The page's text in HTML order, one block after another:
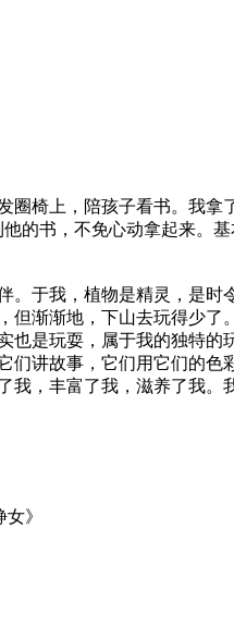
圈椅上，陪孩子看书。我
的书，不免心动拿起来
于我，植物是精灵，是
渐渐地，下山去玩得少
是玩耍，属于我的独特
讲故事，它们用它们的
，丰富了我，滋养了我
》